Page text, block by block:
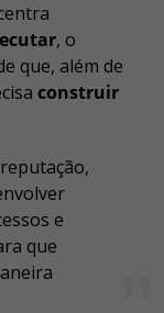
, o
que, além de
construir
e
que